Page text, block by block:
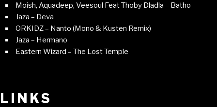
Moish, Aquadeep, Veesoul Feat Thoby Dladla – Batho
Jaza – Deva
ORKIDZ – Nanto (Mono & Kusten Remix)
Jaza – Hermano
Eastern Wizard – The Lost Temple
LINKS